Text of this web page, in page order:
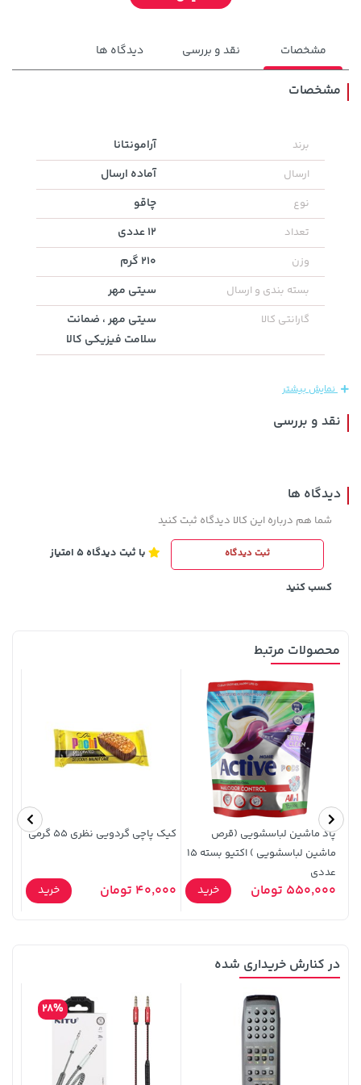
141,000 تومان
165,900
169,900 تومان
238,000 تومان
خرید
141,000 تومان
خرید
165,900
خرید
208,500 تومان
250,000
خرید
141,000 تومان
4,780,000
مشخصات نقد و بررسی دیدگاه ها
مشخصات
برند آرامونتانا
ارسال آماده ارسال
نوع چاقو
تعداد 12 عددی
وزن 210 گرم
بسته بندی و ارسال سیتی مهر
گارانتی کالا
سیتی مهر ، ضمانت
سلامت فیزیکی کالا
نمایش بیشتر
نقد و بررسی
دیدگاه ها
شما هم درباره این کالا دیدگاه ثبت کنید
ثبت دیدگاه با ثبت دیدگاه 5 امتیاز
کسب کنید
محصولات مرتبط
پاد ماشین لباسشویی (قرص
ماشین لباسشویی ) اکتیو بسته 15
عددی
550,000 تومان خرید
کیک پاچی گردویی نظری 55 گرمی
40,000 تومان خرید
در کنارش خریداری شده
28%